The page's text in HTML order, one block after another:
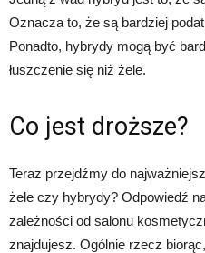
Oznacza to, że są bardziej
Ponadto, hybrydy mogą być
łuszczenie się niż żele.
Co jest droższe?
Teraz przejdźmy do
żele czy hybrydy? Odpowiedź
zależności od salonu
znajdujesz. Ogólnie rzecz